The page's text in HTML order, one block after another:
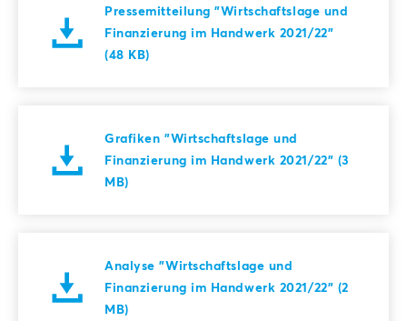
Pressemitteilung "Wirtschaftslage und
Finanzierung im Handwerk 2021/22"
(48 KB)
Grafiken "Wirtschaftslage und
Finanzierung im Handwerk 2021/22" (3
MB)
Analyse "Wirtschaftslage und
Finanzierung im Handwerk 2021/22" (2
MB)